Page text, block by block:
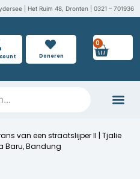
| Het Ruim 48, Dronten | 0321 – 701936
Doneren
0
van een straatslijper II | Tjalie
Baru, Bandung